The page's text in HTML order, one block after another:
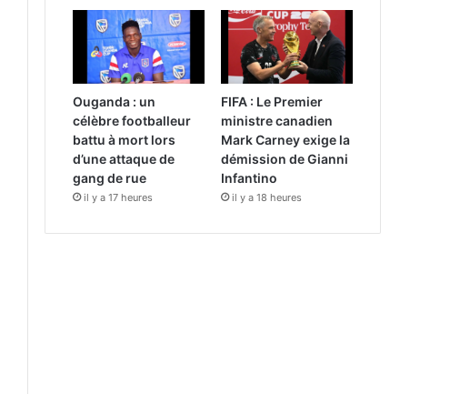
Ouganda : un
célèbre footballeur
battu à mort lors
d’une attaque de
gang de rue
il y a 17 heures
FIFA : Le Premier
ministre canadien
Mark Carney exige la
démission de Gianni
Infantino
il y a 18 heures